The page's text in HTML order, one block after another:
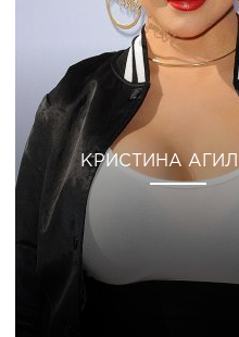
КРИСТИНА